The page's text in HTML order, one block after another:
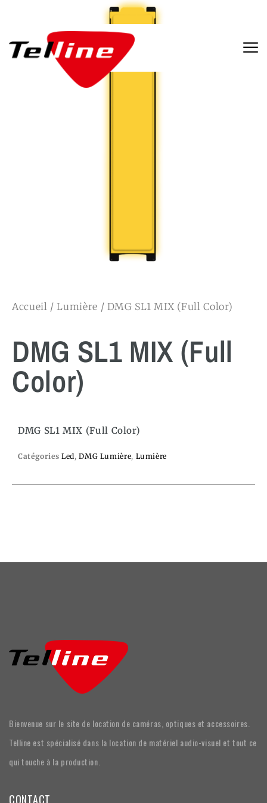
Accueil /Lumière / DMG SL1 MIX (Full Color)
DMG SL1 MIX (Full
Color)
DMG SL1 MIX (Full Color)
Catégories Led,DMG Lumière, Lumière
Bienvenue sur le site de location de caméras, optiques et accessoires.
Telline est spécialisé dans la location de matériel audio-visuel et tout ce
qui touche à la production.
CONTACT